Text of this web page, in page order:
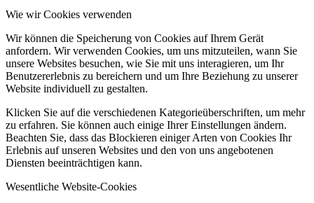
Wie wir Cookies verwenden
Wir können die Speicherung von Cookies auf Ihrem Gerät
anfordern. Wir verwenden Cookies, um uns mitzuteilen, wann Sie
unsere Websites besuchen, wie Sie mit uns interagieren, um Ihr
Benutzererlebnis zu bereichern und um Ihre Beziehung zu unserer
Website individuell zu gestalten.
Klicken Sie auf die verschiedenen Kategorieüberschriften, um mehr
zu erfahren. Sie können auch einige Ihrer Einstellungen ändern.
Beachten Sie, dass das Blockieren einiger Arten von Cookies Ihr
Erlebnis auf unseren Websites und den von uns angebotenen
Diensten beeinträchtigen kann.
Wesentliche Website-Cookies